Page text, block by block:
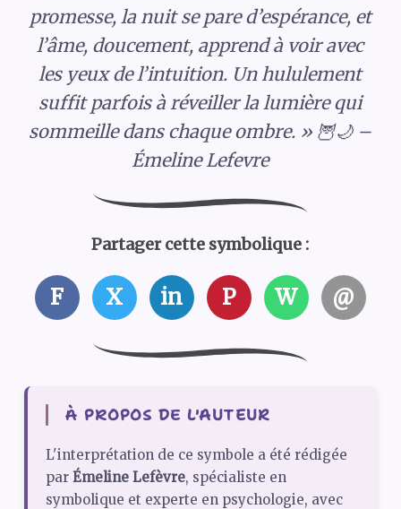
promesse, la nuit se pare d’espérance, et
l’âme, doucement, apprend à voir avec
les yeux de l’intuition. Un hululement
suffit parfois à réveiller la lumière qui
sommeille dans chaque ombre. » 🦉🌙 –
Émeline Lefevre
Partager cette symbolique :
F X in P W @
À PROPOS DE L'AUTEUR
L'interprétation de ce symbole a été rédigée
par Émeline Lefèvre, spécialiste en
symbolique et experte en psychologie, avec